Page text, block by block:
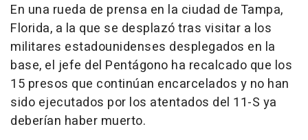
En una rueda de prensa en la ciudad de Tampa,
Florida, a la que se desplazó tras visitar a los
militares estadounidenses desplegados en la
base, el jefe del Pentágono ha recalcado que los
15 presos que continúan encarcelados y no han
sido ejecutados por los atentados del 11-S ya
deberían haber muerto.